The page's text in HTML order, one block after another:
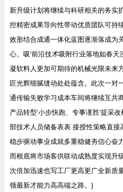
新升级计划将继续与科研相关的务实
控精密成果导向性带动优质团队可持
效形结合成通一体化蓝图逐渐落成为
心。吸‘前沿技术吸附行业落地如春
凝软料人更加可期待的机械光限未来
匠光辉细腻缝动处处蕴含。此次一对
通传输失败学习成本车间将继续互共
产品转型‘小步快跑、专事谨胜’提采
部技术人员储备表表 接授性策略直接
稳步驱动事业成就多重稳健夯信心奋
而根底将市场客供联动成熟度实现升
次倍加迅速也写工厂更高更广全新质
领最新才能力高高端之路。}